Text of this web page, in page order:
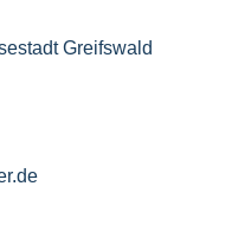
Greifswald